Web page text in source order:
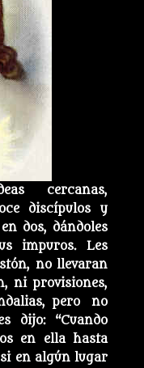
cercanas,
discípulos y
dos, dándoles
impuros. Les
no llevaran
ni provisiones,
pero no
dijo: “Cuando
en ella hasta
en algún lugar